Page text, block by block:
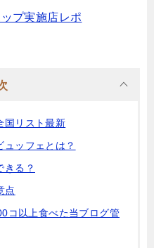
プ実施店レポ
国リスト最新
ュッフェとは？
きる？
点
コ以上食べた当ブログ管